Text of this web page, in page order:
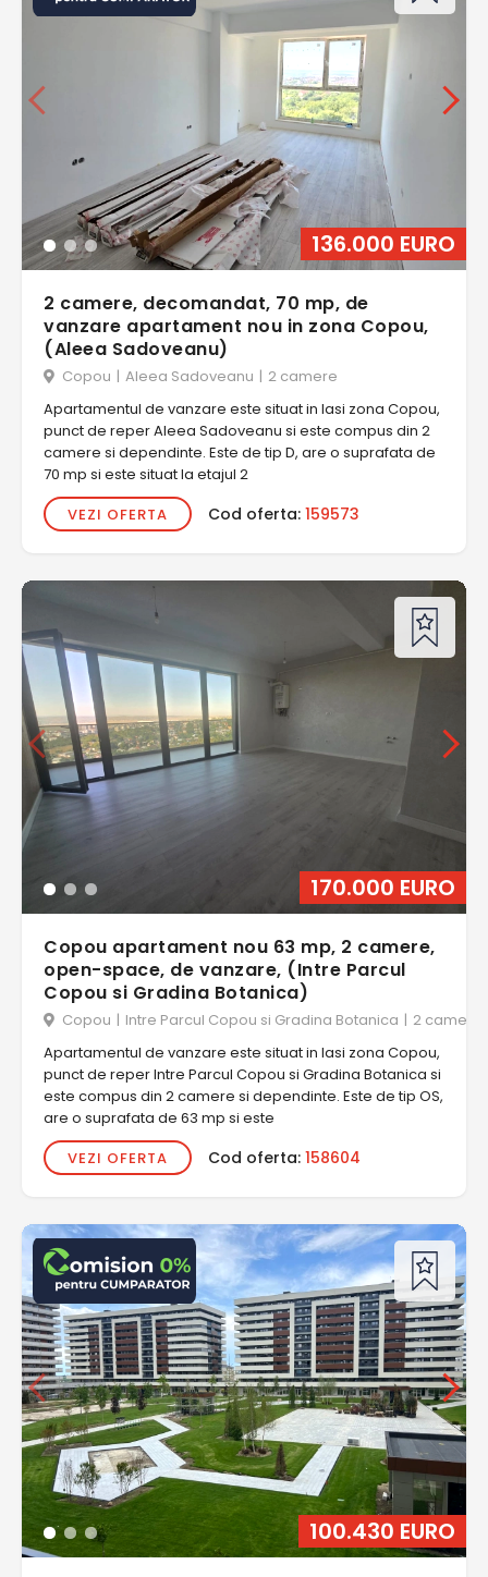
136.000 EURO
2 camere, decomandat, 70 mp, de
vanzare apartament nou in zona Copou,
(Aleea Sadoveanu)
Copou | Aleea Sadoveanu | 2 camere
Apartamentul de vanzare este situat in Iasi zona Copou,
punct de reper Aleea Sadoveanu si este compus din 2
camere si dependinte. Este de tip D, are o suprafata de
70 mp si este situat la etajul 2
VEZI OFERTA
Cod oferta: 159573
170.000 EURO
Copou apartament nou 63 mp, 2 camere,
open-space, de vanzare, (Intre Parcul
Copou si Gradina Botanica)
Copou | Intre Parcul Copou si Gradina Botanica | 2 camere
Apartamentul de vanzare este situat in Iasi zona Copou,
punct de reper Intre Parcul Copou si Gradina Botanica si
este compus din 2 camere si dependinte. Este de tip OS,
are o suprafata de 63 mp si este
VEZI OFERTA
Cod oferta: 158604
100.430 EURO